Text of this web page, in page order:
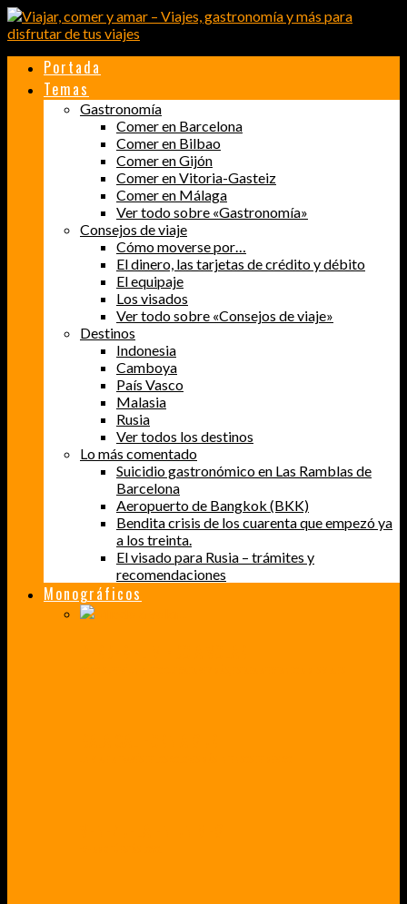
Portada
Temas
Gastronomía
Comer en Barcelona
Comer en Bilbao
Comer en Gijón
Comer en Vitoria-Gasteiz
Comer en Málaga
Ver todo sobre «Gastronomía»
Consejos de viaje
Cómo moverse por…
El dinero, las tarjetas de crédito y débito
El equipaje
Los visados
Ver todo sobre «Consejos de viaje»
Destinos
Indonesia
Camboya
País Vasco
Malasia
Rusia
Ver todos los destinos
Lo más comentado
Suicidio gastronómico en Las Ramblas de
Barcelona
Aeropuerto de Bangkok (BKK)
Bendita crisis de los cuarenta que empezó ya
a los treinta.
El visado para Rusia – trámites y
recomendaciones
Monográficos